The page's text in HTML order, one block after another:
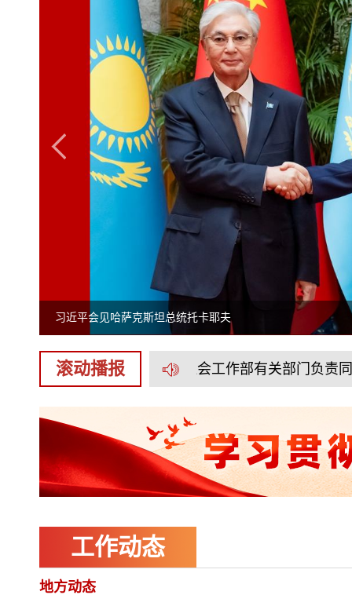
习近平同斯洛伐克总统佩列格里尼会谈
滚动播报
试大纲》发布 中央社会工作部有关部门负责同志就
工作动态
地方动态